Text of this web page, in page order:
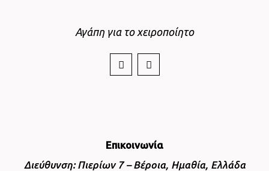
Αγάπη για το χειροποίητο
Επικοινωνία
Διεύθυνση: Πιερίων 7 – Βέροια, Ημαθία, Ελλάδα